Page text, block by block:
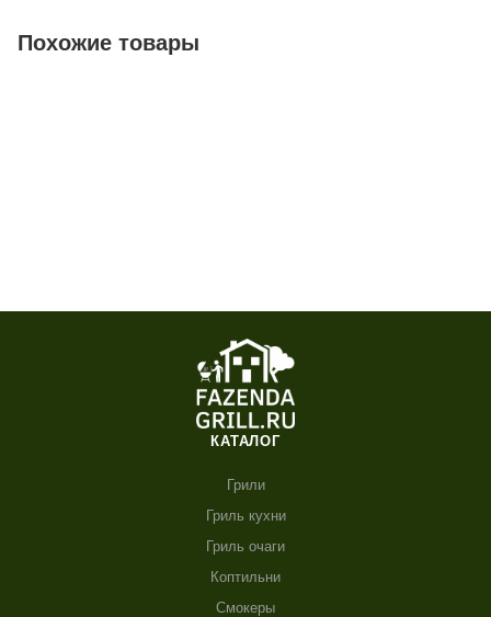
Похожие товары
КАТАЛОГ
Грили
Гриль кухни
Гриль очаги
Коптильни
Смокеры